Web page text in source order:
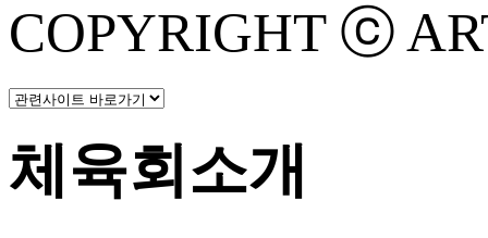
COPYRIGHT ⓒ
체육회소개